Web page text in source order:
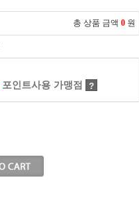
총 상품 금액 0 원
포인트사용 가맹점 ?